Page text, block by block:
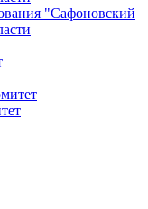
"Сафоновский